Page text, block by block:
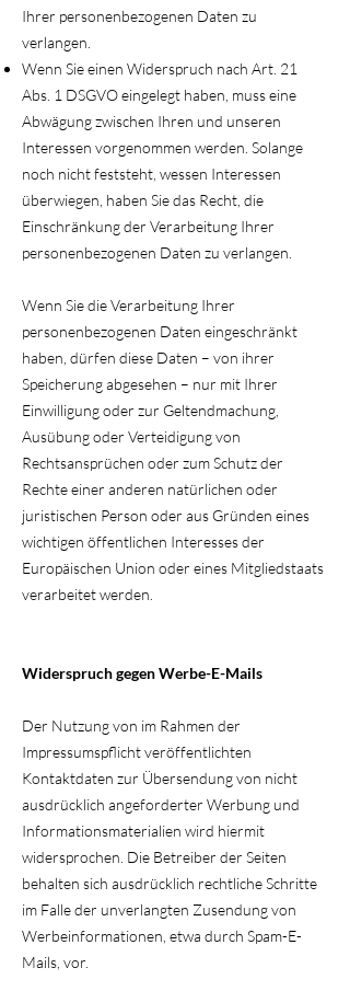
Ihrer personenbezogenen Daten zu
verlangen.
Wenn Sie einen Widerspruch nach Art. 21
Abs. 1 DSGVO eingelegt haben, muss eine
Abwägung zwischen Ihren und unseren
Interessen vorgenommen werden. Solange
noch nicht feststeht, wessen Interessen
überwiegen, haben Sie das Recht, die
Einschränkung der Verarbeitung Ihrer
personenbezogenen Daten zu verlangen.
Wenn Sie die Verarbeitung Ihrer
personenbezogenen Daten eingeschränkt
haben, dürfen diese Daten – von ihrer
Speicherung abgesehen – nur mit Ihrer
Einwilligung oder zur Geltendmachung,
Ausübung oder Verteidigung von
Rechtsansprüchen oder zum Schutz der
Rechte einer anderen natürlichen oder
juristischen Person oder aus Gründen eines
wichtigen öffentlichen Interesses der
Europäischen Union oder eines Mitgliedstaats
verarbeitet werden.
Widerspruch gegen Werbe-E-Mails
Der Nutzung von im Rahmen der
Impressumspflicht veröffentlichten
Kontaktdaten zur Übersendung von nicht
ausdrücklich angeforderter Werbung und
Informationsmaterialien wird hiermit
widersprochen. Die Betreiber der Seiten
behalten sich ausdrücklich rechtliche Schritte
im Falle der unverlangten Zusendung von
Werbeinformationen, etwa durch Spam-E-
Mails, vor.